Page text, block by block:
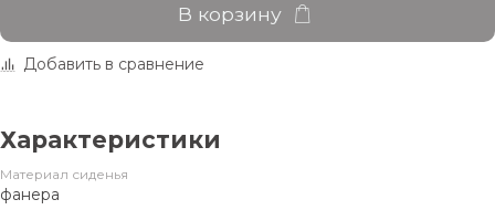
В корзину
Добавить в сравнение
Характеристики
Материал сиденья
фанера